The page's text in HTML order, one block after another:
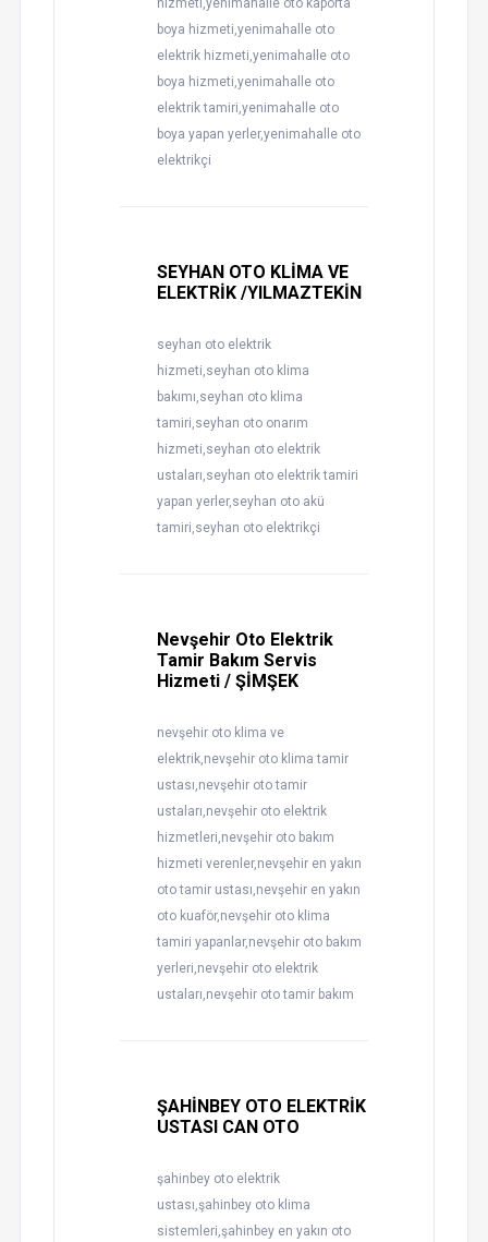
hizmeti,yenimahalle oto kaporta
boya hizmeti,yenimahalle oto
elektrik hizmeti,yenimahalle oto
boya hizmeti,yenimahalle oto
elektrik tamiri,yenimahalle oto
boya yapan yerler,yenimahalle oto
elektrikçi
SEYHAN OTO KLİMA VE
ELEKTRİK /YILMAZTEKİN
seyhan oto elektrik
hizmeti,seyhan oto klima
bakımı,seyhan oto klima
tamiri,seyhan oto onarım
hizmeti,seyhan oto elektrik
ustaları,seyhan oto elektrik tamiri
yapan yerler,seyhan oto akü
tamiri,seyhan oto elektrikçi
Nevşehir Oto Elektrik
Tamir Bakım Servis
Hizmeti / ŞİMŞEK
nevşehir oto klima ve
elektrik,nevşehir oto klima tamir
ustası,nevşehir oto tamir
ustaları,nevşehir oto elektrik
hizmetleri,nevşehir oto bakım
hizmeti verenler,nevşehir en yakın
oto tamir ustası,nevşehir en yakın
oto kuaför,nevşehir oto klima
tamiri yapanlar,nevşehir oto bakım
yerleri,nevşehir oto elektrik
ustaları,nevşehir oto tamir bakım
ŞAHİNBEY OTO ELEKTRİK
USTASI CAN OTO
şahinbey oto elektrik
ustası,şahinbey oto klima
sistemleri,şahinbey en yakın oto